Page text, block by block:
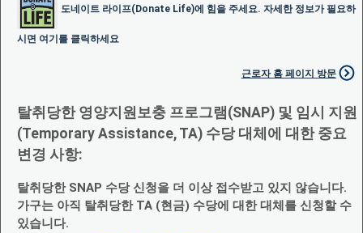
도네이트 라이프(Donate Life)에 힘을 주세요. 자세한 정보가 필요하
시면 여기를 클릭하세요
근로자 홈 페이지 방문
탈취당한 영양지원보충 프로그램(SNAP) 및 임시 지원
(Temporary Assistance, TA) 수당 대체에 대한 중요
변경 사항:
탈취당한 SNAP 수당 신청을 더 이상 접수받고 있지 않습니다.
가구는 아직 탈취당한 TA (현금) 수당에 대한 대체를 신청할 수
있습니다.